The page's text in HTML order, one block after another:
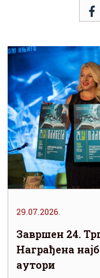
29.07.2026.
Завршен 24.
Награђена
аутори